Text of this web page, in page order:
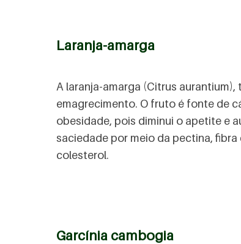
Laranja-amarga
A laranja-amarga (Citrus
emagrecimento. O fruto é fonte de
obesidade, pois diminui o apetite e
saciedade por meio da pectina,
colesterol.
Garcínia cambogia